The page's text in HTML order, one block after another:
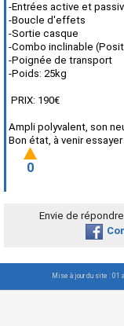
-Entrées active et
-Boucle d'effets
-Sortie casque
-Combo inclinable
-Poignée de transport
-Poids: 25kg
PRIX: 190€
Ampli polyvalent, son
Bon état, à venir
0
Envie de
Mise à jour du site : 01